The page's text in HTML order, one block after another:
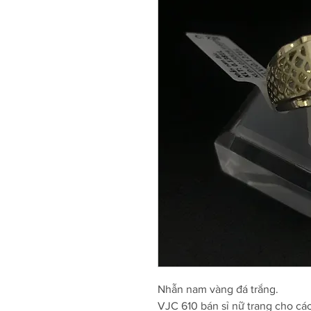
Nhẫn nam vàng đá trắng.
VJC 610 bán sỉ nữ trang cho